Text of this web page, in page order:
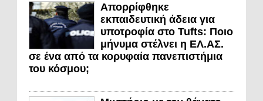
Απορρίφθηκε
εκπαιδευτική άδεια για
υποτροφία στο Tufts: Ποιο
μήνυμα στέλνει η ΕΛ.ΑΣ.
σε ένα από τα κορυφαία πανεπιστήμια
του κόσμου;